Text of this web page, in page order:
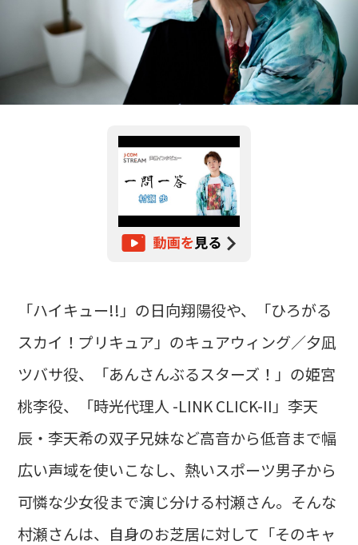
「ハイキュー!!」の日向翔陽役や、「ひろがる
スカイ！プリキュア」のキュアウィング／夕凪
ツバサ役、「あんさんぶるスターズ！」の姫宮
桃李役、「時光代理人 -LINK CLICK-II」李天
辰・李天希の双子兄妹など高音から低音まで幅
広い声域を使いこなし、熱いスポーツ男子から
可憐な少女役まで演じ分ける村瀬さん。そんな
村瀬さんは、自身のお芝居に対して「そのキャ